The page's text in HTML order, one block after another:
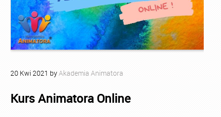
20 Kwi 2021 byAkademia Animatora
Kurs Animatora Online